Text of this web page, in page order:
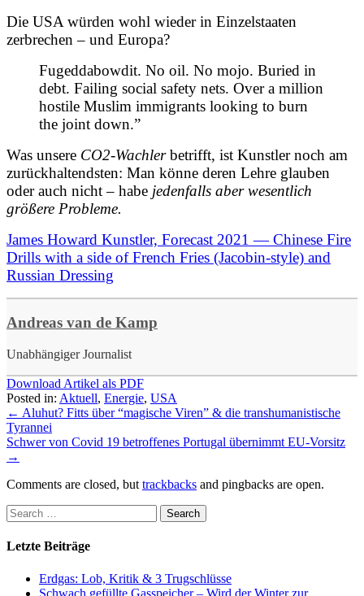
Die USA würden wohl wieder in Einzelstaaten
zerbrechen – und Europa?
Fugeddabowdit. No oil. No mojo. Buried in
debt. Failing social safety nets. Over a million
hostile Muslim immigrants looking to burn
the joint down.”
Was unsere CO2-Wachlerbetrifft, ist Kunstler noch am
zurückhaltendsten: Man könne deren Lehre glauben
oder auch nicht – habe jedenfalls aber wesentlich
größere Probleme.
James Howard Kunstler, Forecast 2021 — Chinese Fire
Drills with a side of French Fries (Jacobin-style) and
Russian Dressing
Andreas van de Kamp
Unabhängiger Journalist
Download Artikel als PDF
Posted in: Aktuell, Energie, USA
← Aluhut? Fitts über “magische Viren” & die transhumanistische
Tyrannei
Schwer von Covid 19 betroffenes Portugal übernimmt EU-Vorsitz
→
Comments are closed, but trackbacks and pingbacks are open.
Letzte Beiträge
Erdgas: Lob, Kritik & 3 Trugschlüsse
Schwach gefüllte Gasspeicher – Wird der Winter zur